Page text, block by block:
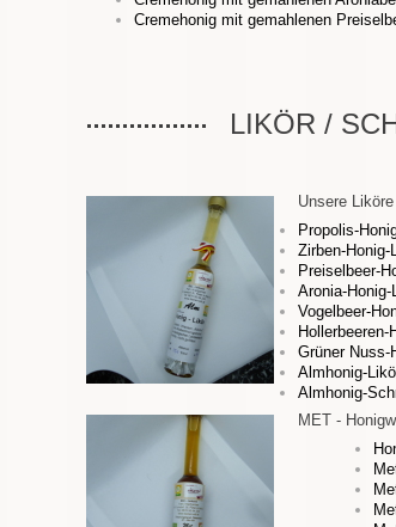
Cremehonig mit gemahlenen
LIKÖR /
Unsere
Propolis-
Zirben-Honig-
Preiselbeer-
Aronia-Honig-
Vogelbeer-
Hollerbeeren-
Grüner Nuss-
Almhonig-
Almhonig-
MET -